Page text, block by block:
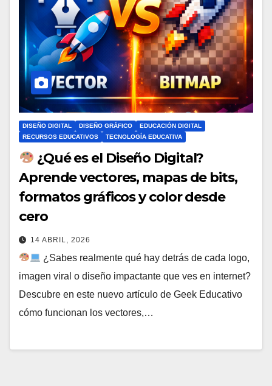
DISEÑO DIGITAL DISEÑO GRÁFICO
EDUCACIÓN DIGITAL
RECURSOS EDUCATIVOS
TECNOLOGÍA EDUCATIVA
¿Qué es el Diseño Digital?
Aprende vectores, mapas de bits,
formatos gráficos y color desde
cero
14 ABRIL, 2026
¿Sabes realmente qué hay detrás de cada logo,
imagen viral o diseño impactante que ves en internet?
Descubre en este nuevo artículo de Geek Educativo
cómo funcionan los vectores,…